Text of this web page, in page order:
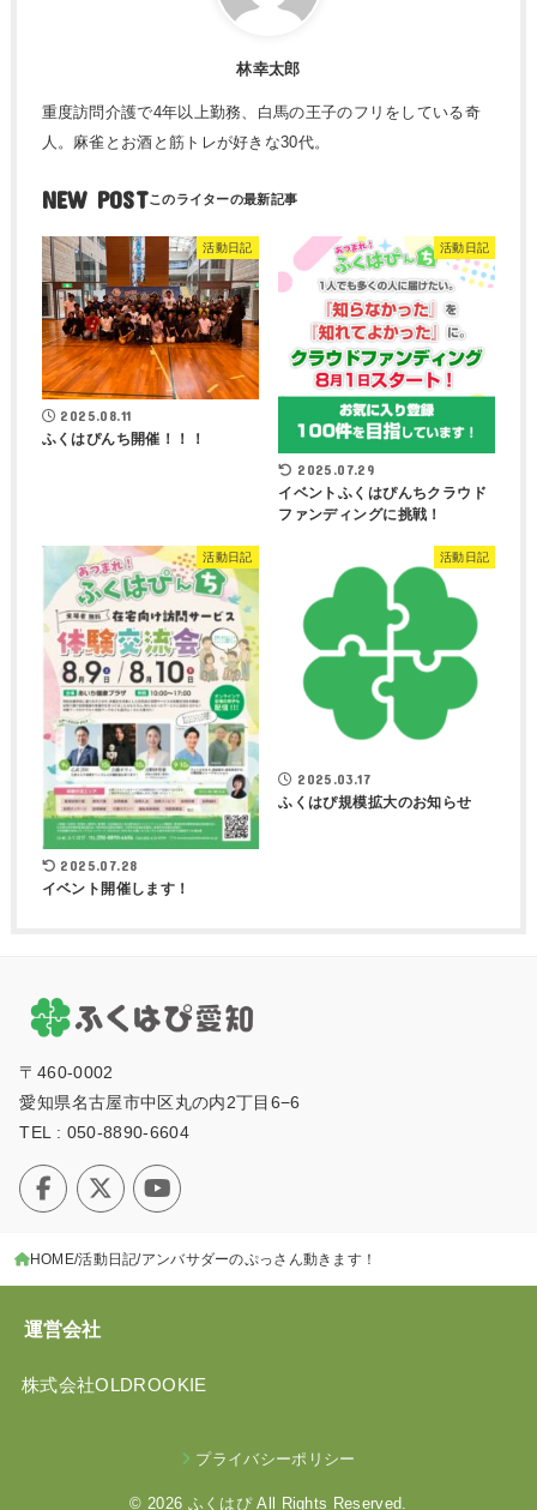
林幸太郎
重度訪問介護で4年以上勤務、白馬の王子のフリをしている奇
人。麻雀とお酒と筋トレが好きな30代。
NEW POST
活動日記
2025.08.11
ふくはぴんち開催！！！
活動日記
2025.07.29
イベントふくはぴんちクラウド
ファンディングに挑戦！
活動日記
2025.07.28
イベント開催します！
活動日記
2025.03.17
ふくはぴ規模拡大のお知らせ
〒460-0002
愛知県名古屋市中区丸の内2丁⽬6−6
TEL : 050-8890-6604
HOME 活動日記 アンバサダーのぷっさん動きます！
運営会社
株式会社OLDROOKIE
プライバシーポリシー
© 2026 ふくはぴAll Rights Reserved.